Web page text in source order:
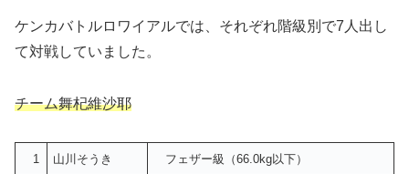
ケンカバトルロワイアルでは、それぞれ階級別で7人出し
て対戦していました。
チーム舞杞維沙耶
1 山川そうき フェザー級（66.0kg以下）